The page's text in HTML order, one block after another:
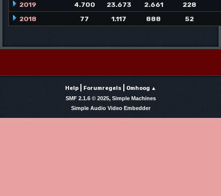
2019
4.700 23.673 2.661
228
2018
77 1.117 888 52
Help| Forumregels| Omhoog ▲
SMF 2.1.6 © 2025, Simple Machines
Simple Audio Video Embedder